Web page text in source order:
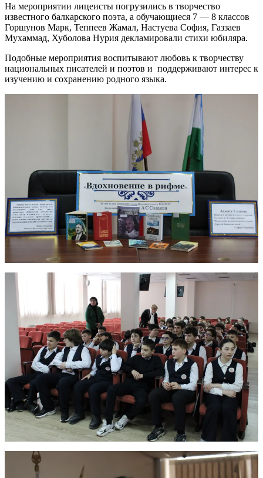
На мероприятии лицеисты погрузились в творчество
известного балкарского поэта, а обучающиеся 7 — 8 классов
Горшунов Марк, Теппеев Жамал, Настуева София, Газзаев
Мухаммад, Хуболова Нурия декламировали стихи юбиляра.
Подобные мероприятия воспитывают любовь к творчеству
национальных писателей и поэтов и поддерживают интерес к
изучению и сохранению родного языка.